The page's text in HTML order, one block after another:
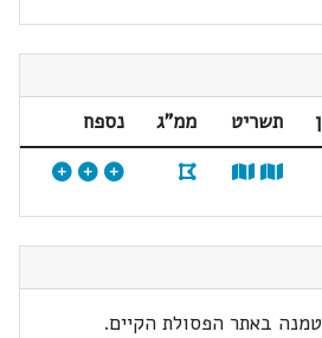
תשריט ממ"ג
נספח
באתר הפסולת הקיים.